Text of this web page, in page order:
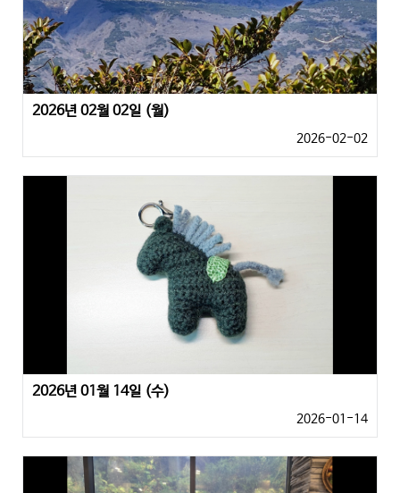
2026년 02월 02일 (월)
2026-02-02
2026년 01월 14일 (수)
2026-01-14